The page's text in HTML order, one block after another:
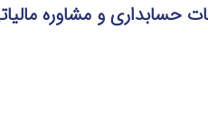
حسابداری و مشاوره